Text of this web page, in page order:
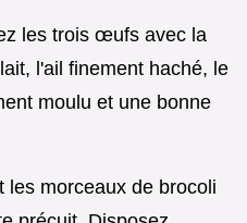
les trois œufs avec la
l'ail finement haché, le
moulu et une bonne
les morceaux de brocoli